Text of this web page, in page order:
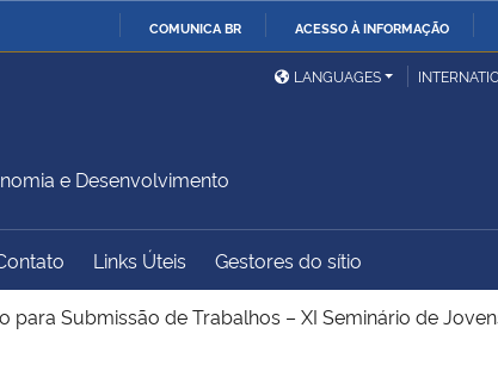
COMUNICA BR ACESSO À INFORMAÇÃO
Ministério da Defesa
Ministério das Relações
Exteriores
Ministério do
Desenvolvimento Regional
Controladoria-Geral da
União
LANGUAGES
e Desenvolvimento
Links Úteis Gestores do sítio
para Submissão de Trabalhos – XI Seminário de